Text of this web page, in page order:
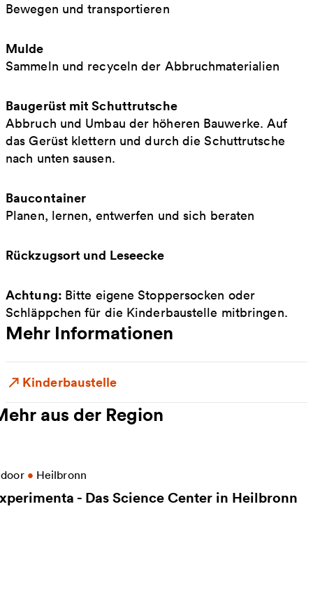
Bewegen und transportieren
Mulde
Sammeln und recyceln der Abbruchmaterialien
Baugerüst mit Schuttrutsche
Abbruch und Umbau der höheren Bauwerke. Auf
das Gerüst klettern und durch die Schuttrutsche
nach unten sausen.
Baucontainer
Planen, lernen, entwerfen und sich beraten
Rückzugsort und Leseecke
Achtung: Bitte eigene Stoppersocken oder
Schläppchen für die Kinderbaustelle mitbringen.
Mehr Informationen
Kinderbaustelle
aus der Region
• Heilbronn
- Das Science Center in Heilbronn
Informationen zu experimenta - Das Science